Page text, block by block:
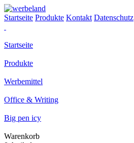
Startseite Produkte Kontakt Datenschutz
Startseite
Produkte
Werbemittel
Office & Writing
Big pen icy
Warenkorb